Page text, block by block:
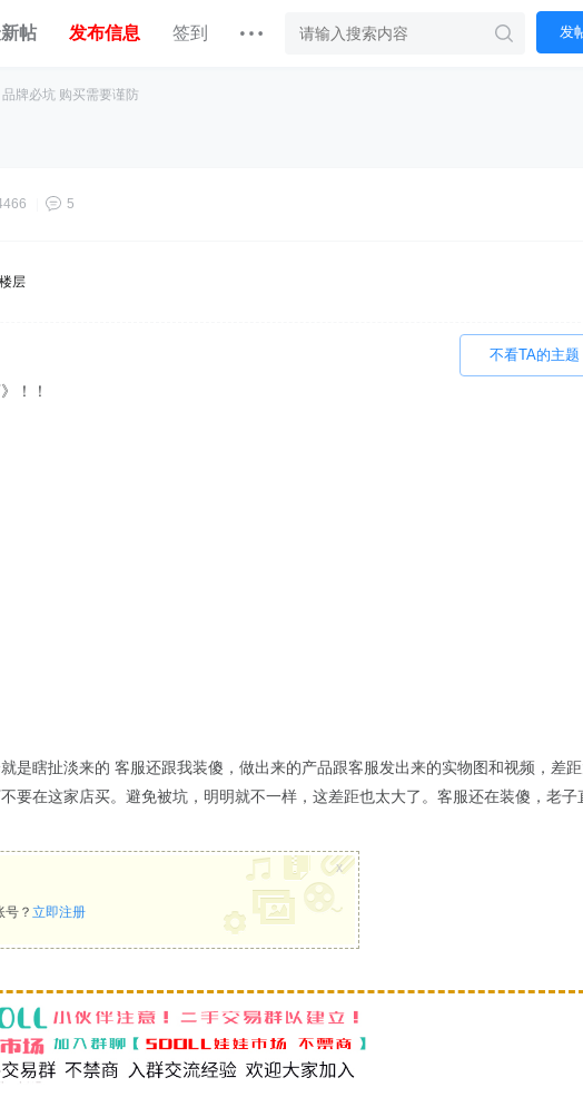
帖 发布信息 签到 发
品牌必坑 购买需要谨防
5
层
不看TA的主题
！！
是瞎扯淡来的 客服还跟我装傻，做出来的产品跟客服发出来的实物图和视频，差
要在这家店买。避免被坑，明明就不一样，这差距也太大了。客服还在装傻，老子
号？ 立即注册
x